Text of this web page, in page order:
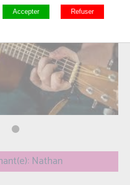
Nathan